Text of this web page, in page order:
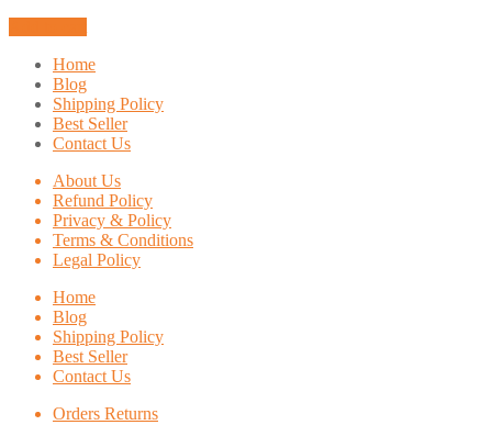
Home
Blog
Shipping Policy
Best Seller
Contact Us
About Us
Refund Policy
Privacy & Policy
Terms & Conditions
Legal Policy
Home
Blog
Shipping Policy
Best Seller
Contact Us
Orders Returns